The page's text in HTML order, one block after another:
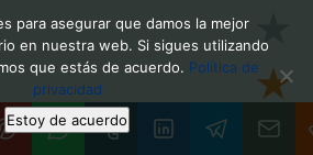
★
★
★
para asegurar que damos la mejor
en nuestra web. Si sigues utilizando
que estás de acuerdo. Política de
privacidad
Estoy de acuerdo